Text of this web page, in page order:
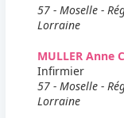
57 - Moselle -
Lorraine
MULLER Anne
Infirmier
57 - Moselle -
Lorraine